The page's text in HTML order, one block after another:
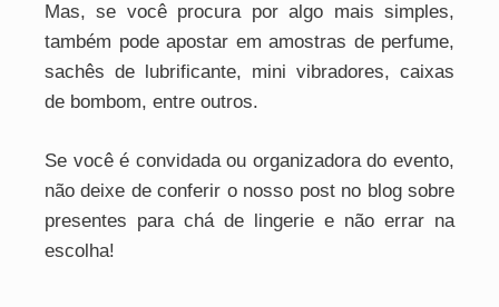
Mas, se você procura por algo mais simples,
também pode apostar em amostras de perfume,
sachês de lubrificante, mini vibradores, caixas
de bombom, entre outros.
Se você é convidada ou organizadora do evento,
não deixe de conferir o nosso post no blog sobre
presentes para chá de lingerie e não errar na
escolha!